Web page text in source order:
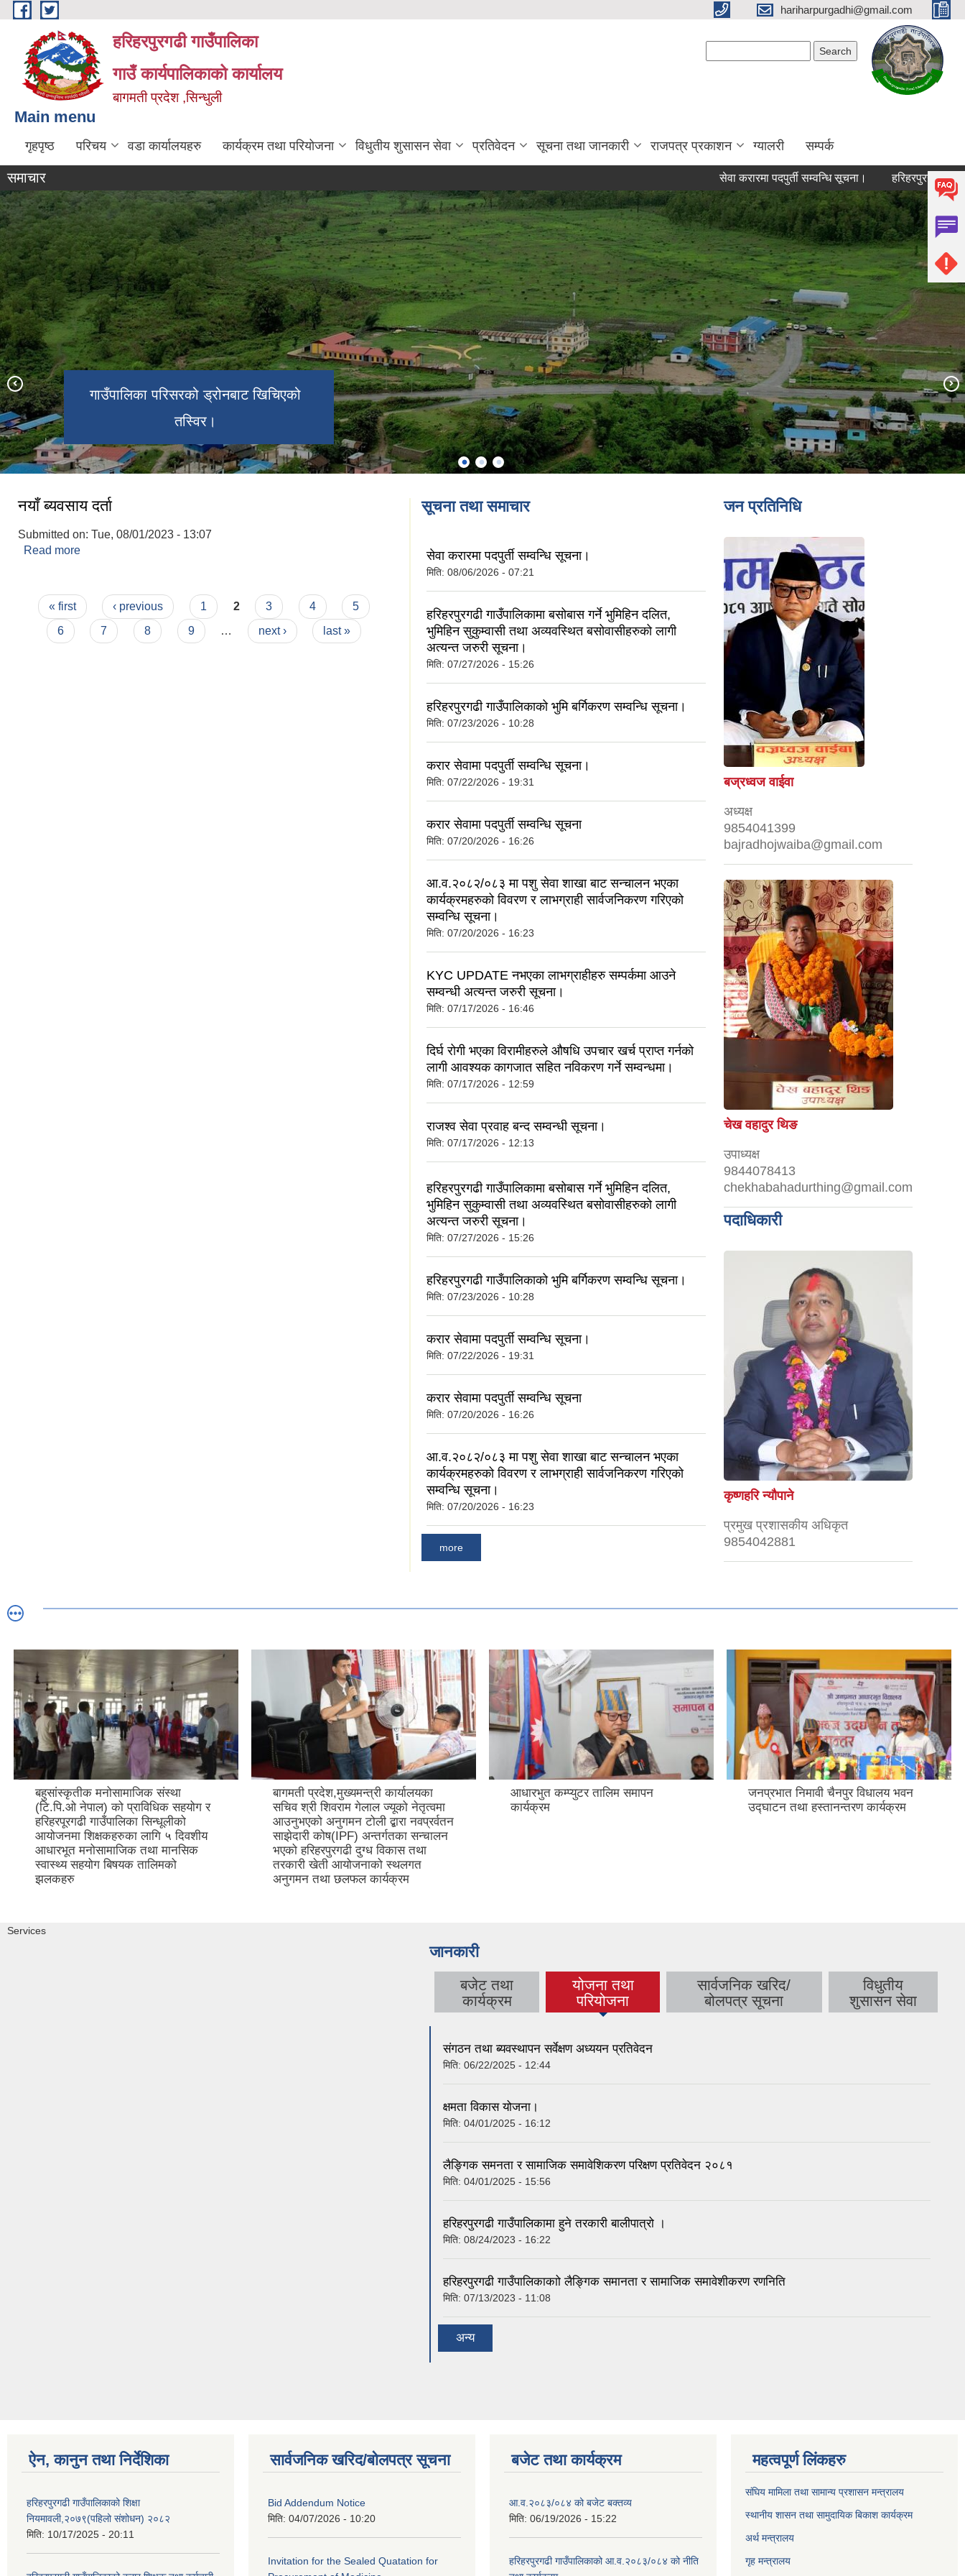
Skip to main content hariharpurgadhi@gmail.com
हरिहरपुरगढी गाउँपालिका
गाउँ कार्यपालिकाको कार्यालय
बागमती प्रदेश ,सिन्धुली
Main menu
गृहपृष्ठ परिचय वडा कार्यालयहरु कार्यक्रम तथा परियोजना विधुतीय शुसासन सेवा प्रतिवेदन सूचना तथा जानकारी राजपत्र प्रकाशन ग्यालरी सम्पर्क
समाचार सेवा करारमा पदपुर्ती सम्वन्धि सूचना। हरिहरपुरगढी
गाउँपालिका परिसरको ड्रोनबाट खिचिएको
तस्विर।
प्राकृतिक कुण्ड पोखरी
ऐतिहासिक हरिहरपुरगढी किल्ला
नयाँ ब्यवसाय दर्ता
Submitted on: Tue, 08/01/2023 - 13:07
Read more
Pages
« first ‹ previous 1 2 3 4
5
6
7 8 9 … next › last »
सूचना तथा समाचार
सेवा करारमा पदपुर्ती सम्वन्धि सूचना।
मिति: 08/06/2026 - 07:21
हरिहरपुरगढी गाउँपालिकामा बसोबास गर्ने भुमिहिन दलित,
भुमिहिन सुकुम्वासी तथा अव्यवस्थित बसोवासीहरुको लागी
अत्यन्त जरुरी सूचना।
मिति: 07/27/2026 - 15:26
हरिहरपुरगढी गाउँपालिकाको भुमि बर्गिकरण सम्वन्धि सूचना।
मिति: 07/23/2026 - 10:28
करार सेवामा पदपुर्ती सम्वन्धि सूचना।
मिति: 07/22/2026 - 19:31
करार सेवामा पदपुर्ती सम्वन्धि सूचना
मिति: 07/20/2026 - 16:26
आ.व.२०८२/०८३ मा पशु सेवा शाखा बाट सन्चालन भएका
कार्यक्रमहरुको विवरण र लाभग्राही सार्वजनिकरण गरिएको
सम्वन्धि सूचना।
मिति: 07/20/2026 - 16:23
KYC UPDATE नभएका लाभग्राहीहरु सम्पर्कमा आउने
सम्वन्धी अत्यन्त जरुरी सूचना।
मिति: 07/17/2026 - 16:46
दिर्घ रोगी भएका विरामीहरुले औषधि उपचार खर्च प्राप्त गर्नको
लागी आवश्यक कागजात सहित नविकरण गर्ने सम्वन्धमा।
मिति: 07/17/2026 - 12:59
राजश्व सेवा प्रवाह बन्द सम्वन्धी सूचना।
मिति: 07/17/2026 - 12:13
हरिहरपुरगढी गाउँपालिकामा बसोबास गर्ने भुमिहिन दलित,
भुमिहिन सुकुम्वासी तथा अव्यवस्थित बसोवासीहरुको लागी
अत्यन्त जरुरी सूचना।
मिति: 07/27/2026 - 15:26
हरिहरपुरगढी गाउँपालिकाको भुमि बर्गिकरण सम्वन्धि सूचना।
मिति: 07/23/2026 - 10:28
करार सेवामा पदपुर्ती सम्वन्धि सूचना।
मिति: 07/22/2026 - 19:31
करार सेवामा पदपुर्ती सम्वन्धि सूचना
मिति: 07/20/2026 - 16:26
आ.व.२०८२/०८३ मा पशु सेवा शाखा बाट सन्चालन भएका
कार्यक्रमहरुको विवरण र लाभग्राही सार्वजनिकरण गरिएको
सम्वन्धि सूचना।
मिति: 07/20/2026 - 16:23
more
जन प्रतिनिधि
बज्रध्वज वाईवा
अध्यक्ष
9854041399
bajradhojwaiba@gmail.com
चेख वहादुर थिङ
उपाध्यक्ष
9844078413
chekhabahadurthing@gmail.com
पदाधिकारी
कृष्णहरि न्यौपाने
प्रमुख प्रशासकीय अधिकृत
9854042881
बहुसांस्कृतीक मनोसामाजिक संस्था
(टि.पि.ओ नेपाल) को प्राविधिक सहयोग र
हरिहरपूरगढी गाउँपालिका सिन्धूलीको
आयोजनमा शिक्षकहरुका लागि ५ दिवशीय
आधारभूत मनोसामाजिक तथा मानसिक
स्वास्थ्य सहयोग बिषयक तालिमको
झलकहरु
बागमती प्रदेश,मुख्यमन्त्री कार्यालयका
सचिव श्री शिवराम गेलाल ज्यूको नेतृत्वमा
आउनुभएको अनुगमन टोली द्बारा नवप्रर्वतन
साझेदारी कोष(IPF) अन्तर्गतका सन्चालन
भएको हरिहरपुरगढी दुग्ध विकास तथा
तरकारी खेती आयोजनाको स्थलगत
अनुगमन तथा छलफल कार्यक्रम
आधारभुत कम्प्युटर तालिम समापन
कार्यक्रम
जनप्रभात निमावी चैनपुर विधालय भवन
उद्घाटन तथा हस्तानन्तरण कार्यक्रम
Services
जानकारी
बजेट तथा
कार्यक्रम
योजना तथा
परियोजना
(active tab)
सार्वजनिक खरिद/
बोलपत्र सूचना
विधुतीय
शुसासन सेवा
संगठन तथा ब्यवस्थापन सर्वेक्षण अध्ययन प्रतिवेदन
मिति: 06/22/2025 - 12:44
क्षमता विकास योजना।
मिति: 04/01/2025 - 16:12
लैङ्गिक समनता र सामाजिक समावेशिकरण परिक्षण प्रतिवेदन २०८१
मिति: 04/01/2025 - 15:56
हरिहरपुरगढी गाउँपालिकामा हुने तरकारी बालीपात्रो ।
मिति: 08/24/2023 - 16:22
हरिहरपुरगढी गाउँपालिकाकाो लैङ्गिक समानता र सामाजिक समावेशीकरण रणनिति
मिति: 07/13/2023 - 11:08
अन्य
ऐन, कानुन तथा निर्देशिका
हरिहरपुरगढी गाउँपालिकाको शिक्षा
नियमावली,२०७९(पहिलो संशोधन) २०८२
मिति: 10/17/2025 - 20:11
सार्वजनिक खरिद/बोलपत्र सूचना
Bid Addendum Notice
मिति: 04/07/2026 - 10:20
Invitation for the Sealed Quatation for
बजेट तथा कार्यक्रम
आ.व.२०८३/०८४ को बजेट बक्तव्य
मिति: 06/19/2026 - 15:22
हरिहरपुरगढी गाउँपालिकाको आ.व.२०८३/०८४ को नीति
महत्वपूर्ण लिंकहरु
संघिय मामिला तथा सामान्य प्रशासन मन्त्रालय
स्थानीय शासन तथा सामुदायिक बिकाश कार्यक्रम
अर्थ मन्त्रालय
गृह मन्त्रालय